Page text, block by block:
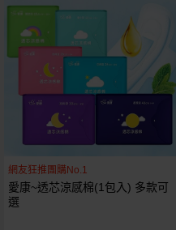
網友狂推團購No.1
愛康~透芯涼感棉(1包入) 多款可
選